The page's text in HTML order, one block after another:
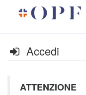
Accedi
ATTENZIONE